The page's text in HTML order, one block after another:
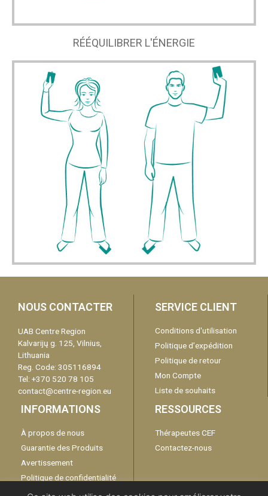
RÉÉQUILIBRER L'ÉNERGIE
NOUS CONTACTER
UAB Centre Region
Kalvarijų g. 125, Vilnius,
Lithuania
Reg. Code: 305116894
Tel: +370 520 78 105
contact@centre-region.eu
SERVICE CLIENT
Conditions d'utilisation
Politique d’expédition
Politique de retour
Mon Compte
Liste de souhaits
INFORMATIONS
À propos de nous
Guarantie des Produits
Avertissement
Politique de confidentialité
Catalogue
RESSOURCES
Thérapeutes CEF
Contactez-nous